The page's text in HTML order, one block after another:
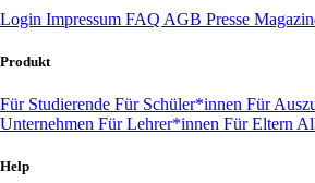
Login Impressum FAQ AGB Presse
Produkt
Für Studierende Für Schüler*innen Für
Unternehmen Für Lehrer*innen Für Eltern
Help